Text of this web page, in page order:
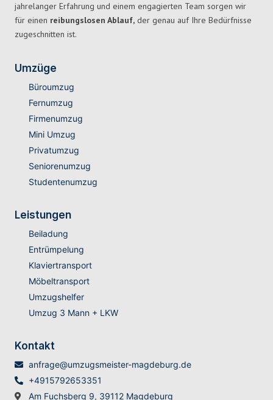
jahrelanger Erfahrung und einem engagierten Team sorgen wir
für einen reibungslosen Ablauf, der genau auf Ihre Bedürfnisse
zugeschnitten ist.
Umzüge
Büroumzug
Fernumzug
Firmenumzug
Mini Umzug
Privatumzug
Seniorenumzug
Studentenumzug
Leistungen
Beiladung
Entrümpelung
Klaviertransport
Möbeltransport
Umzugshelfer
Umzug 3 Mann + LKW
Kontakt
anfrage@umzugsmeister-magdeburg.de
+4915792653351
Am Fuchsberg 9, 39112 Magdeburg